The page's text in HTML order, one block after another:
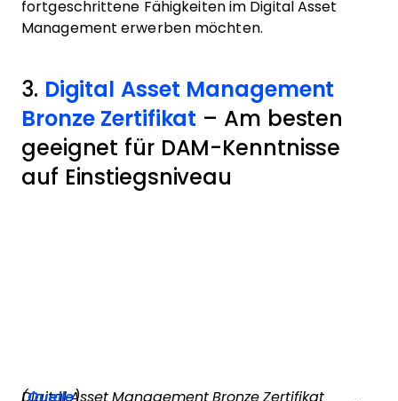
fortgeschrittene Fähigkeiten im Digital Asset
Management erwerben möchten.
3. Digital Asset Management
Bronze Zertifikat – Am besten
geeignet für DAM-Kenntnisse
auf Einstiegsniveau
Digital Asset Management Bronze Zertifikat (Quelle)